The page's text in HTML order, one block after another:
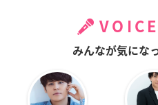
みんなが気にな